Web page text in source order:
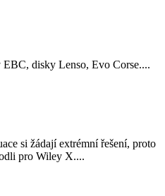
disky Lenso, Evo Corse....
si žádají extrémní řešení, proto
pro Wiley X....